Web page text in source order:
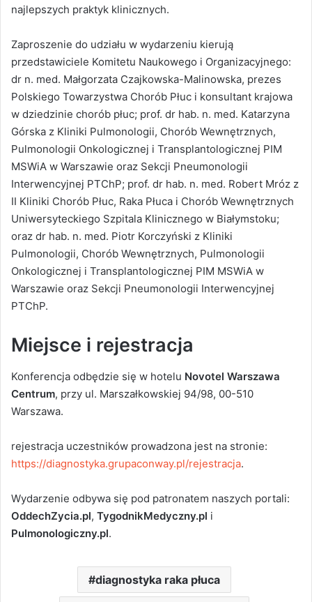
najlepszych praktyk klinicznych.
Zaproszenie do udziału w wydarzeniu kierują
przedstawiciele Komitetu Naukowego i Organizacyjnego:
dr n. med. Małgorzata Czajkowska-Malinowska, prezes
Polskiego Towarzystwa Chorób Płuc i konsultant krajowa
w dziedzinie chorób płuc; prof. dr hab. n. med. Katarzyna
Górska z Kliniki Pulmonologii, Chorób Wewnętrznych,
Pulmonologii Onkologicznej i Transplantologicznej PIM
MSWiA w Warszawie oraz Sekcji Pneumonologii
Interwencyjnej PTChP; prof. dr hab. n. med. Robert Mróz z
II Kliniki Chorób Płuc, Raka Płuca i Chorób Wewnętrznych
Uniwersyteckiego Szpitala Klinicznego w Białymstoku;
oraz dr hab. n. med. Piotr Korczyński z Kliniki
Pulmonologii, Chorób Wewnętrznych, Pulmonologii
Onkologicznej i Transplantologicznej PIM MSWiA w
Warszawie oraz Sekcji Pneumonologii Interwencyjnej
PTChP.
Miejsce i rejestracja
Konferencja odbędzie się w hotelu Novotel Warszawa
Centrum, przy ul. Marszałkowskiej 94/98, 00-510
Warszawa.
rejestracja uczestników prowadzona jest na stronie:
https://diagnostyka.grupaconway.pl/rejestracja.
Wydarzenie odbywa się pod patronatem naszych portali:
OddechZycia.pl, TygodnikMedyczny.pl i
Pulmonologiczny.pl.
diagnostyka raka płuca